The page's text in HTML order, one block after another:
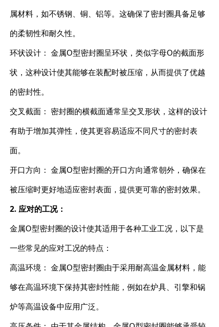
属材料，如不锈钢、铜、铝等。这确保了密封圈具备足够
的柔韧性和耐久性。
环状设计： 金属O型密封圈呈环状，类似字母O的截面形
状，这种设计使其能够在装配时被压缩，从而提供了优越
的密封性。
交叉截面： 密封圈的横截面通常呈交叉形状，这样的设计
有助于增加其弹性，使其更容易适应不同尺寸的密封表
面。
开口方向： 金属O型密封圈的开口方向通常朝外，确保在
被压缩时更好地适应密封表面，提供更可靠的密封效果。
2. 应对的工况：
金属O型密封圈的设计使其适用于各种工业工况，以下是
一些常见的应对工况的特点：
高温环境： 金属O型密封圈由于采用耐高温金属材料，能
够在高温环境下保持其密封性能，例如在炉具、引擎和锅
炉等高温设备中应用广泛。